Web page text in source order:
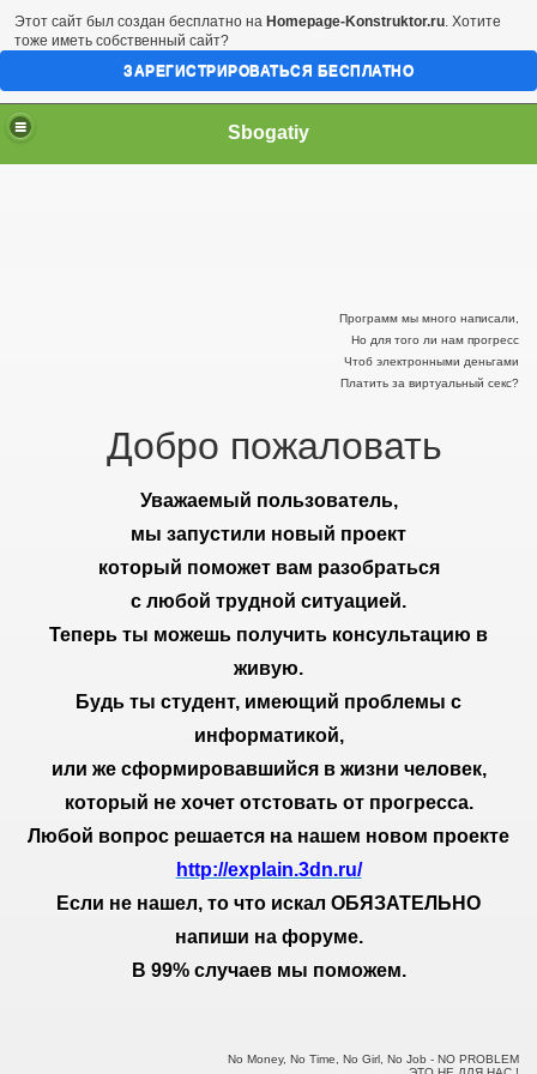
Sbogatiy
Программ мы много написали,
Но для того ли нам прогресс
Чтоб электронными деньгами
Платить за виртуальный секс?
Добро пожаловать
Уважаемый пользователь,
мы запустили новый проект
который поможет вам разобраться
с любой трудной ситуацией.
Теперь ты можешь получить консультацию в
живую.
Будь ты студент, имеющий проблемы с
информатикой,
или же сформировавшийся в жизни человек,
который не хочет отстовать от прогресса.
Любой вопрос решается на нашем новом проекте
http://explain.3dn.ru/
Если не нашел, то что искал ОБЯЗАТЕЛЬНО
напиши на форуме.
В 99% случаев мы поможем.
No Money, No Time, No Girl, No Job - NO PROBLEM
Этот сайт был создан бесплатно на Homepage-Konstruktor.ru. Хотите
тоже иметь собственный сайт?
ЗАРЕГИСТРИРОВАТЬСЯ БЕСПЛАТНО